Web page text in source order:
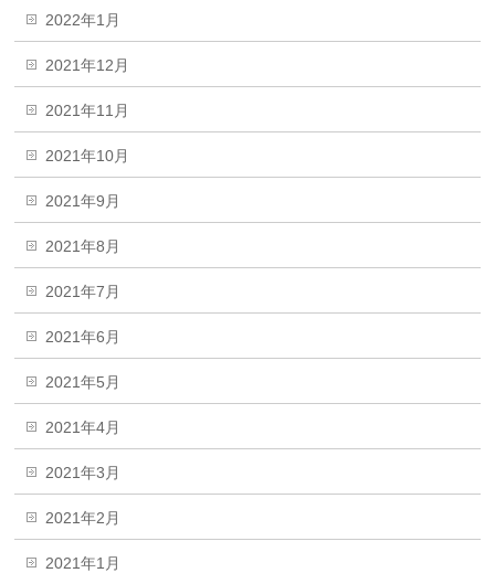
2022年1月
2021年12月
2021年11月
2021年10月
2021年9月
2021年8月
2021年7月
2021年6月
2021年5月
2021年4月
2021年3月
2021年2月
2021年1月